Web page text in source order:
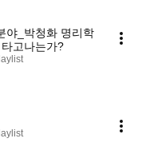
야_박청화 명리학
고나는가?